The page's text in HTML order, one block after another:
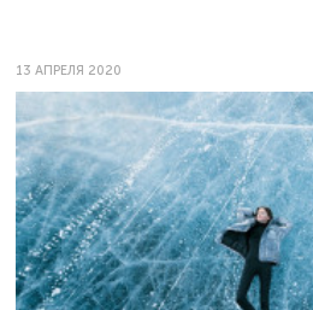
13 АПРЕЛЯ 2020